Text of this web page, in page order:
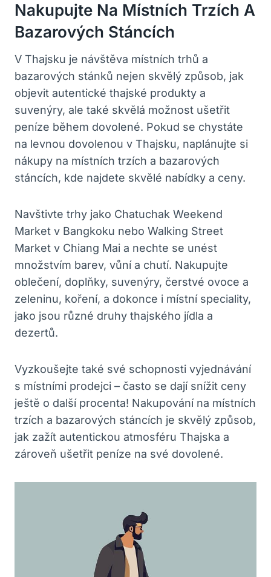
Nakupujte Na ‌místních ⁢trzích A
‍bazarových Stáncích
V Thajsku je návštěva místních trhů a
bazarových stánků nejen skvělý‌ způsob, jak
objevit ⁢autentické thajské produkty a
suvenýry, ale také skvělá ​možnost⁣ ušetřit
peníze během dovolené. Pokud se chystáte
na levnou dovolenou v Thajsku, naplánujte ⁣si
nákupy na místních trzích a bazarových
stáncích, kde najdete skvělé ⁤nabídky a ceny.
Navštivte trhy ⁣jako Chatuchak Weekend
‌Market v Bangkoku nebo Walking Street
Market v Chiang Mai ⁤a nechte se unést
množstvím barev, vůní a chutí. Nakupujte
oblečení, doplňky, suvenýry,⁣ čerstvé ovoce a
zeleninu, koření, a dokonce i místní speciality,
jako jsou různé druhy thajského jídla ⁤a
dezertů.
Vyzkoušejte⁣ také své schopnosti vyjednávání
‍s místními prodejci – často se dají snížit ceny
ještě o další ⁢procenta! Nakupování ⁣na místních
trzích a bazarových stáncích ‌je skvělý způsob,​
jak​ zažít autentickou ‌atmosféru Thajska a
zároveň ušetřit peníze na své dovolené.